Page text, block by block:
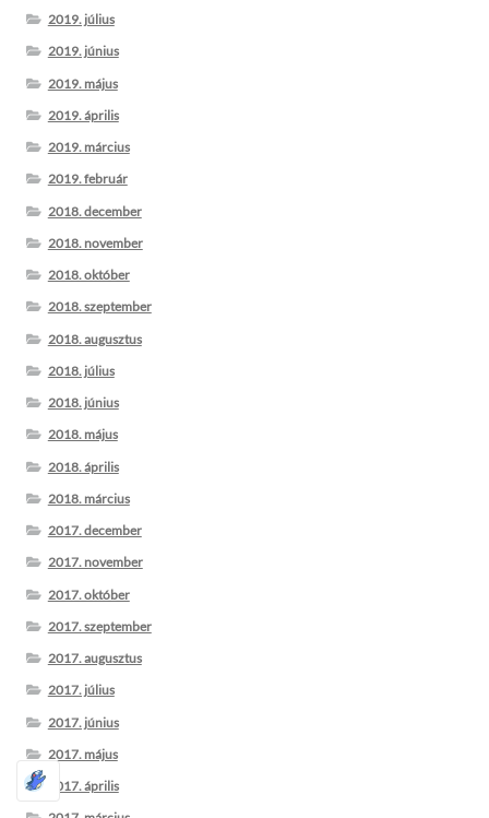
2019. július
2019. június
2019. május
2019. április
2019. március
2019. február
2018. december
2018. november
2018. október
2018. szeptember
2018. augusztus
2018. július
2018. június
2018. május
2018. április
2018. március
2017. december
2017. november
2017. október
2017. szeptember
2017. augusztus
2017. július
2017. június
2017. május
2017. április